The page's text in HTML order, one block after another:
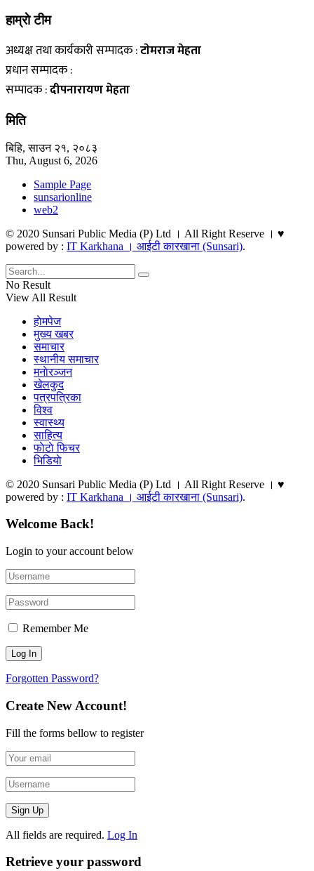
हाम्राे टीम
अध्यक्ष तथा कार्यकारी सम्पादक :टाेमराज मेहता
प्रधान सम्पादक :
सम्पादक :दीपनारायण मेहता
मिति
बिहि, साउन २१, २०८३
Thu, August 6, 2026
Sample Page
sunsarionline
web2
© 2020 Sunsari Public Media (P) Ltd । All Right Reserve । ♥
powered by : IT Karkhana । आईटी कारखाना (Sunsari).
No Result
View All Result
हाेमपेज
मुख्य खबर
समाचार
स्थानीय समाचार
मनाेरञ्जन
खेलकुद
पत्रपत्रिका
विश्व
स्वास्थ्य
साहित्य
फाेटाे फिचर
भिडियाे
© 2020 Sunsari Public Media (P) Ltd । All Right Reserve । ♥
powered by : IT Karkhana । आईटी कारखाना (Sunsari).
Welcome Back!
Login to your account below
Remember Me
Forgotten Password?
Create New Account!
Fill the forms bellow to register
All fields are required. Log In
Retrieve your password